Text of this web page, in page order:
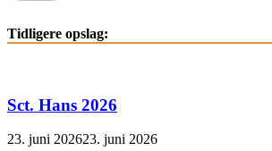
Tidligere opslag:
Sct. Hans 2026
23. juni 202623. juni 2026